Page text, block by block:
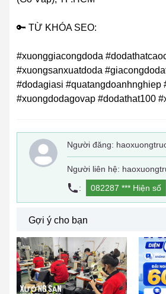
🔑 TỪ KHÓA SEO:
#xuonggiacongdoda
#xuongsanxuatdoda
#dodagiasi #quatangdoanhnghiep
#xuongdodagovap #dodathat100
Người đăng:
Người liên hệ:
:
082287 *** Hiện số
Gợi ý cho bạn